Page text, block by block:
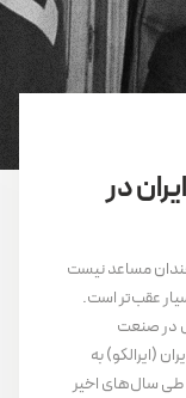
در
مساعد نیست
عقب‌تر است.
در صنعت
(ایرالکو) به
طی سال‌های اخیر